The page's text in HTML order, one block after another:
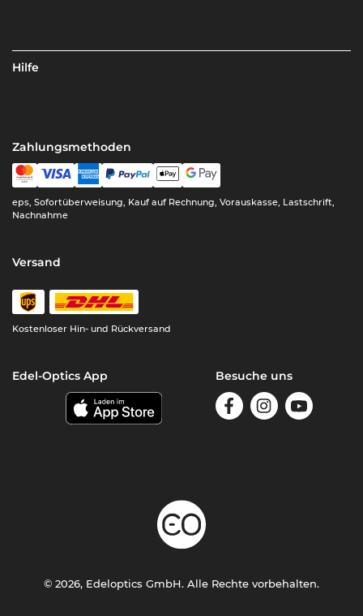
Hilfe
Zahlungsmethoden
eps, Sofortüberweisung, Kauf auf Rechnung, Vorauskasse, Lastschrift,
Nachnahme
Versand
Kostenloser Hin- und Rückversand
Edel-Optics App Besuche uns
© 2026, Edeloptics GmbH. Alle Rechte vorbehalten.